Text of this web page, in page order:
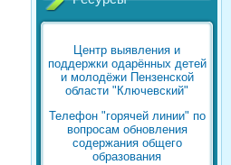
Центр выявления и
поддержки одарённых детей
и молодёжи Пензенской
области "Ключевский"
Телефон "горячей линии" по
вопросам обновления
содержания общего
образования